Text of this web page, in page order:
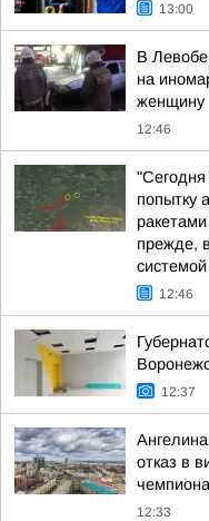
13:00
В
на
женщину
12:46
попытку
прежде,
12:46
12:37
отказ в
12:33